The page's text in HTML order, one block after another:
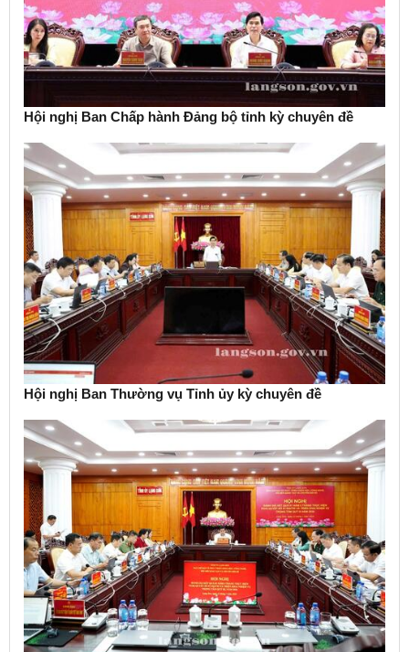
Hội nghị Ban Chấp hành Đảng bộ tỉnh kỳ chuyên đề
Hội nghị Ban Thường vụ Tỉnh ủy kỳ chuyên đề